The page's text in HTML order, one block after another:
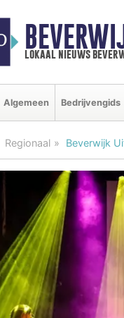
lokaal nieuws
Algemeen Bedrijvengids
Regionaal Beverwijk